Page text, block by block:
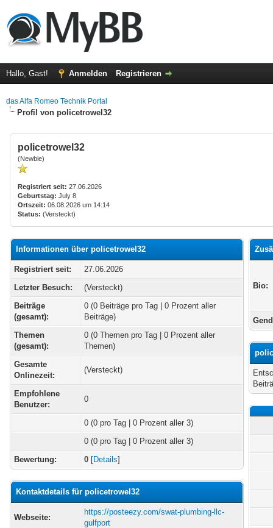
Hallo, Gast! Anmelden Registrieren
das Alfa Romeo Technik Portal
Profil von policetrowel32
policetrowel32
(Newbie)
Registriert seit: 27.06.2026
Geburtstag: July 8
Ortszeit: 06.08.2026 um 14:14
Status: (Versteckt)
Informationen über policetrowel32
Registriert seit:
27.06.2026
Letzter Besuch:
(Versteckt)
Beiträge
(gesamt):
0 (0 Beiträge pro Tag | 0 Prozent aller
Beiträge)
Themen
(gesamt):
0 (0 Themen pro Tag | 0 Prozent aller
Themen)
Gesamte
Onlinezeit:
(Versteckt)
Empfohlene
Benutzer:
0
0 (0 pro Tag | 0 Prozent aller 3)
0 (0 pro Tag | 0 Prozent aller 3)
Bewertung:
0 [Details]
Kontaktdetails für policetrowel32
Webseite:
https://posteezy.com/swat-plumbing-llc-
gulfport
Bio: